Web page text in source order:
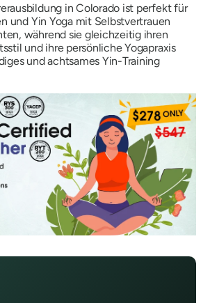
in Colorado ist perfekt für
und Yin Yoga mit Selbstvertrauen
während sie gleichzeitig ihren
und ihre persönliche Yogapraxis
und achtsames Yin-Training